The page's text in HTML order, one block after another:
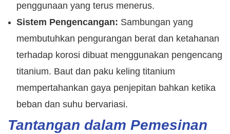
penggunaan yang terus menerus.
Sistem Pengencangan: Sambungan yang
membutuhkan pengurangan berat dan ketahanan
terhadap korosi dibuat menggunakan pengencang
titanium. Baut dan paku keling titanium
mempertahankan gaya penjepitan bahkan ketika
beban dan suhu bervariasi.
Tantangan dalam Pemesinan